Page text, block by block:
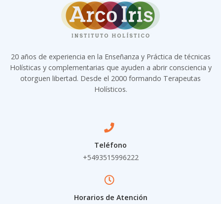
20 años de experiencia en la Enseñanza y Práctica de técnicas
Holísticas y complementarias que ayuden a abrir consciencia y
otorguen libertad. Desde el 2000 formando Terapeutas
Holísticos.
Teléfono
+5493515996222
Horarios de Atención